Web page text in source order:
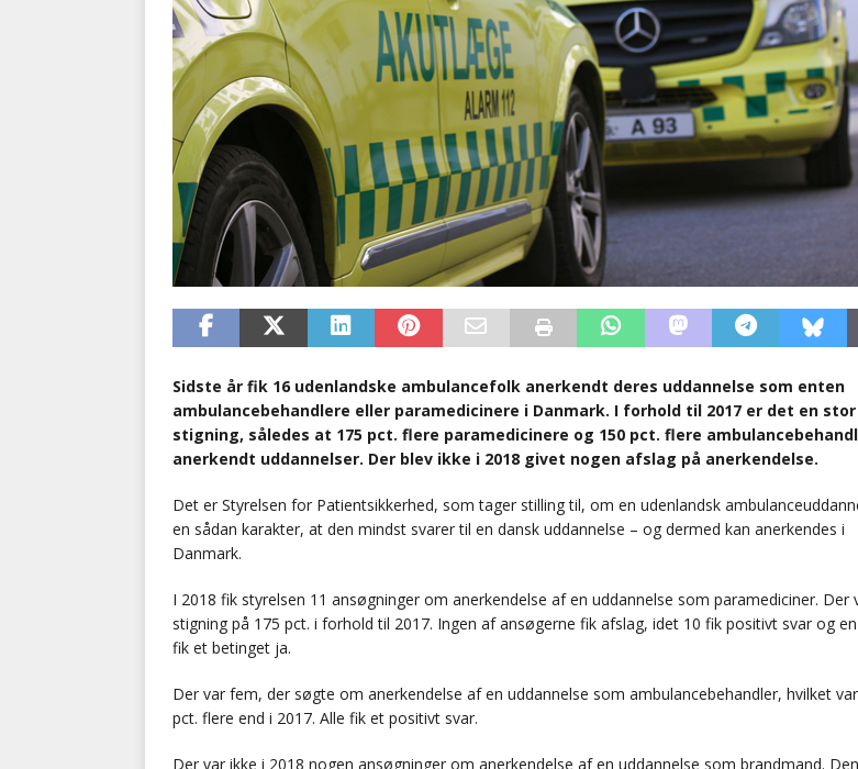
Sidste år fik 16 udenlandske ambulancefolk anerkendt deres uddannelse som enten
ambulancebehandlere eller paramedicinere i Danmark. I forhold til 2017 er det en stor
stigning, således at 175 pct. flere paramedicinere og 150 pct. flere
anerkendt uddannelser. Der blev ikke i 2018 givet nogen afslag på anerkendelse.
Det er Styrelsen for Patientsikkerhed, som tager stilling til, om en udenlandsk
en sådan karakter, at den mindst svarer til en dansk uddannelse – og dermed kan anerkendes i
Danmark.
I 2018 fik styrelsen 11 ansøgninger om anerkendelse af en uddannelse som paramediciner. Der
stigning på 175 pct. i forhold til 2017. Ingen af ansøgerne fik afslag, idet 10 fik positivt svar og
fik et betinget ja.
Der var fem, der søgte om anerkendelse af en uddannelse som ambulancebehandler, hvilket
pct. flere end i 2017. Alle fik et positivt svar.
Der var ikke i 2018 nogen ansøgninger om anerkendelse af en uddannelse som brandmand.